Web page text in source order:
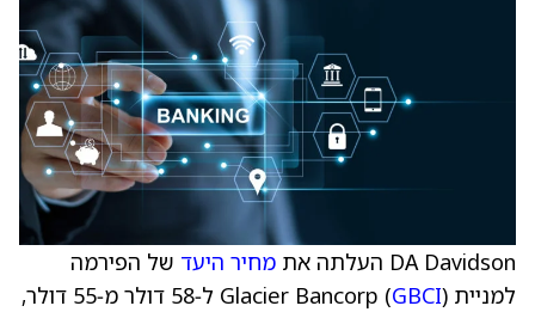
DA Davidson העלתה את מחיר היעד של הפירמה
למניית Glacier Bancorp ( GBCI
) ל‑58 דולר מ‑55 דולר,